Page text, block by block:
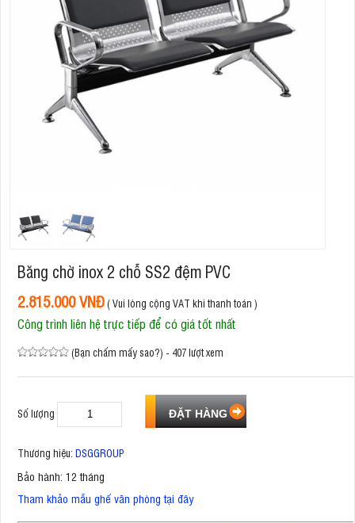
Băng chờ inox 2 chỗ SS2 đệm PVC
2.815.000 VNĐ( Vui lòng cộng VAT khi thanh toán )
Công trình liên hệ trực tiếp để có giá tốt nhất
(Bạn chấm mấy sao?) - 407 lượt xem
Số lượng
Thương hiệu: DSGGROUP
Bảo hành: 12 tháng
Tham khảo mẫu ghế văn phòng tại đây